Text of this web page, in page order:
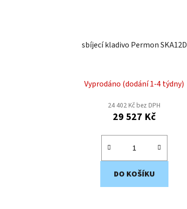
sbíjecí kladivo Permon SKA12D
Vyprodáno (dodání 1-4 týdny)
24 402 Kč bez DPH
29 527 Kč
DO KOŠÍKU